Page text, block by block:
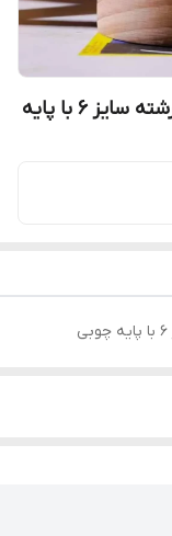
چراغ خواب گوی کریستال طرح ماه و فرشته سایز 6 با پایه